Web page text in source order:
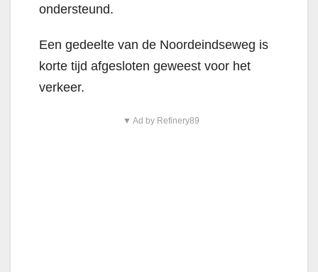
ondersteund.
Een gedeelte van de Noordeindseweg is
korte tijd afgesloten geweest voor het
verkeer.
▼ Ad by Refinery89